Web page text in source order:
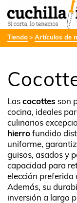
Tienda Artículos de
Lascocottes son
cocina, ideales
culinarios
hierrofundido
uniforme,
guisos, asados y
capacidad para
elección preferida
Además, su
inversión a largo